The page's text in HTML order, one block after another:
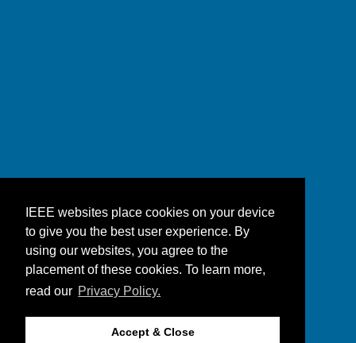
IEEE websites place cookies on your device
to give you the best user experience. By
using our websites, you agree to the
placement of these cookies. To learn more,
read our Privacy Policy.
Accept & Close